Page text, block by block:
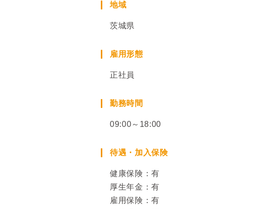
地域
茨城県
雇用形態
正社員
勤務時間
09:00～18:00
待遇・加入保険
健康保険：有
厚生年金：有
雇用保険：有